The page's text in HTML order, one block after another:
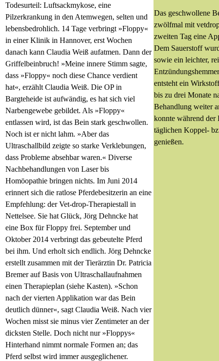
Todesurteil: Luftsackmykose, eine
Pilzerkrankung in den Atemwegen, selten und
lebensbedrohlich. 14 Tage verbringt »Floppy«
in einer Klinik in Hannover, erst Wochen
danach kann Claudia Weiß aufatmen. Dann der
Griffelbeinbruch! »Meine innere Stimm sagte,
dass »Floppy« noch diese Chance verdient
hat«, erzählt Claudia Weiß. Die OP in
Bargteheide ist aufwändig, es hat sich viel
Narbengewebe gebildet. Als »Floppy«
entlassen wird, ist das Bein stark geschwollen.
Noch ist er nicht lahm. »Aber das
Ultraschallbild zeigte so starke Verklebungen,
dass Probleme absehbar waren.« Diverse
Nachbehandlungen von Laser bis
Homöopathie bringen nichts. Im Juni 2014
erinnert sich die ratlose Pferdebesitzerin an eine
Empfehlung: der Vet-drop-Therapiestall in
Nettelsee. Sie hat Glück, Jörg Dehncke hat
eine Box für Floppy frei. September und
Oktober 2014 verbringt das gebeutelte Pferd
bei ihm. Und erholt sich endlich. Jörg Dehncke
erstellt zusammen mit der Tierärztin Dr. Patricia
Bremer auf Basis von Ultraschallaufnahmen
einen Therapieplan (siehe Kasten). »Schon
nach der vierten Applikation war das Bein
deutlich dünner«, sagt Claudia Weiß. Nach vier
Wochen misst sie minus vier Zentimeter an der
dicksten Stelle. Doch nicht nur »Floppys«
Hinterhand nimmt normale Formen an; das
Pferd selbst wird immer ausgeglichener.
Das geschwollene
zwölfmal mit
zweiten Tag eine
Dem Sauerstoff
sowie ein leichter,
entsteht ein
bis zu drei Monate
Behandlung weiter
konnte während der
täglichen Koppel-
genießen.